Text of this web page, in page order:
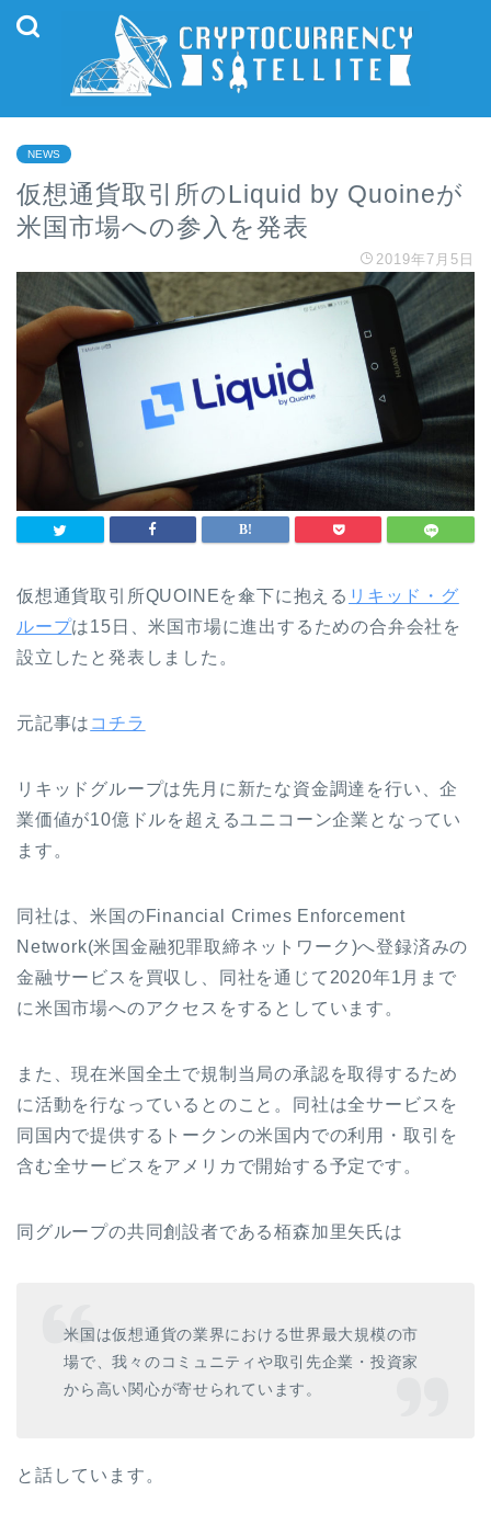
NEWS
仮想通貨取引所のLiquid by Quoineが
米国市場への参入を発表
2019年7月5日
仮想通貨取引所QUOINEを傘下に抱える リキッド・グ
ループは15日、米国市場に進出するための合弁会社を
設立したと発表しました。
元記事は コチラ
リキッドグループは先月に新たな資金調達を行い、企
業価値が10億ドルを超えるユニコーン企業となってい
ます。
同社は、米国のFinancial Crimes Enforcement
Network(米国金融犯罪取締ネットワーク)へ登録済みの
金融サービスを買収し、同社を通じて2020年1月まで
に米国市場へのアクセスをするとしています。
また、現在米国全土で規制当局の承認を取得するため
に活動を行なっているとのこと。同社は全サービスを
同国内で提供するトークンの米国内での利用・取引を
含む全サービスをアメリカで開始する予定です。
同グループの共同創設者である栢森加里矢氏は
米国は仮想通貨の業界における世界最大規模の市
場で、我々のコミュニティや取引先企業・投資家
から高い関心が寄せられています。
と話しています。